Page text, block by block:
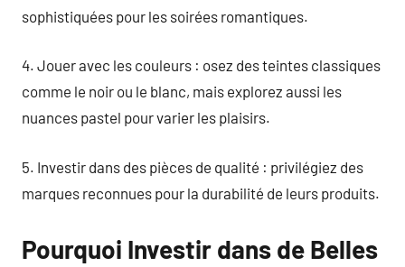
sophistiquées pour les soirées romantiques.
4. Jouer avec les couleurs : osez des teintes classiques
comme le noir ou le blanc, mais explorez aussi les
nuances pastel pour varier les plaisirs.
5. Investir dans des pièces de qualité : privilégiez des
marques reconnues pour la durabilité de leurs produits.
Pourquoi Investir dans de Belles